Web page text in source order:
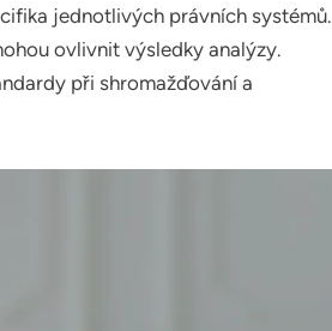
jednotlivých právních systémů.
ovlivnit výsledky analýzy.
při shromažďování a